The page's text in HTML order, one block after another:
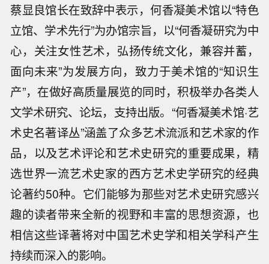
蔡显良馆长在致辞中表示，何香凝美术馆以“特色
立馆、学术先行”为办馆宗旨，以“何香凝研究为中
心，关注女性艺术，弘扬传统文化，兼容并蓄，
面向未来”为发展方向，致力于美术馆的“知识生
产”，在做好高质量展览的同时，积极举办各类人
文学术研究、论坛，支持出版。“何香凝美术馆·艺
术史名著译丛”涵盖了众多艺术流派和艺术家的作
品，以及艺术评论和艺术史研究的重要成果，精
选世界一流艺术史家的西方艺术史学研究的经典
论著约50种。它们能够为那些对艺术史研究感兴
趣的读者带来全新的视野和丰富的思想资源，也
相信这些译著将对中国艺术史学和相关学科产生
持续而深入的影响。